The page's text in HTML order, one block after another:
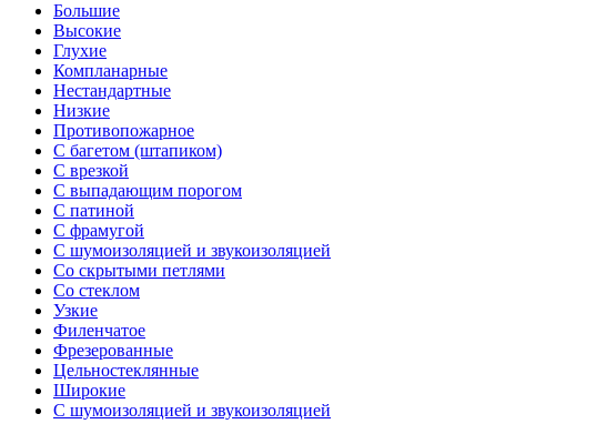
Большие
Высокие
Глухие
Компланарные
Нестандартные
Низкие
Противопожарное
С багетом (штапиком)
С врезкой
С выпадающим порогом
С патиной
С фрамугой
С шумоизоляцией и звукоизоляцией
Со скрытыми петлями
Со стеклом
Узкие
Филенчатое
Фрезерованные
Цельностеклянные
Широкие
С шумоизоляцией и звукоизоляцией